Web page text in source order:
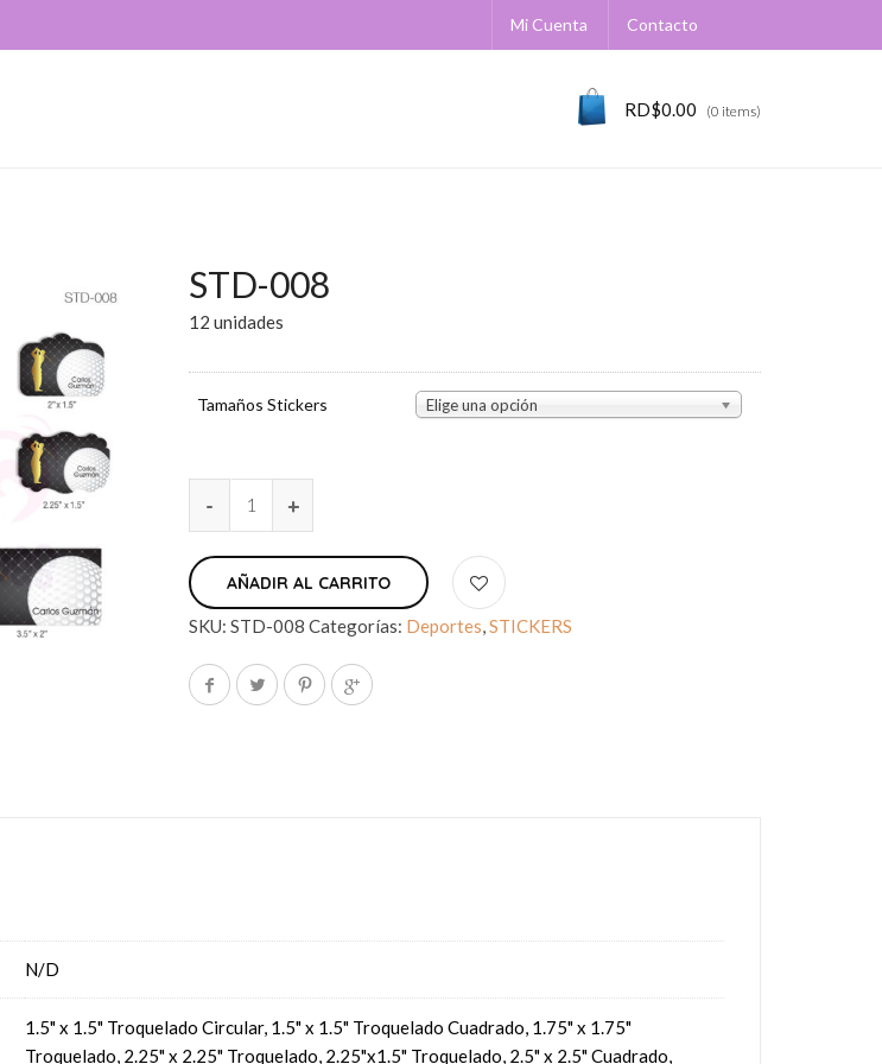
Mi Cuenta Contacto
RD$0.00 (0 items)
STD-008
12 unidades
Tamaños Stickers Elige una opción
AÑADIR AL CARRITO
SKU:STD-008 Categorías: Deportes,STICKERS
N/D
1.5" x 1.5" Troquelado Circular, 1.5" x 1.5" Troquelado Cuadrado, 1.75" x 1.75"
Troquelado, 2.25" x 2.25" Troquelado, 2.25"x1.5" Troquelado, 2.5" x 2.5" Cuadrado,